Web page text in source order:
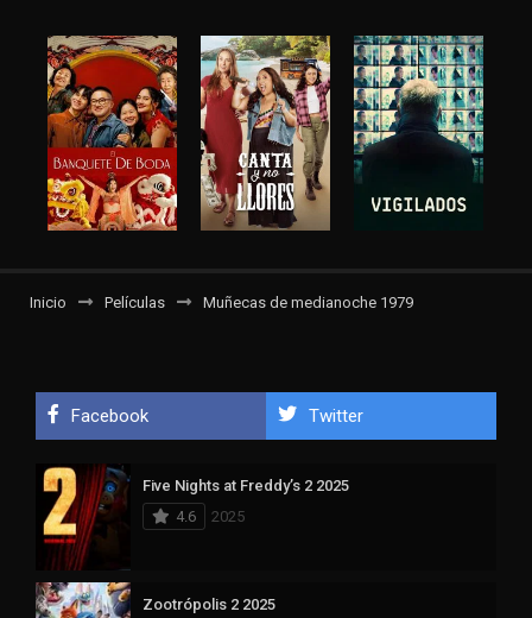
Inicio Películas Muñecas de medianoche 1979
Facebook Twitter
Five Nights at Freddy’s 2 2025
4.6
2025
Zootrópolis 2 2025